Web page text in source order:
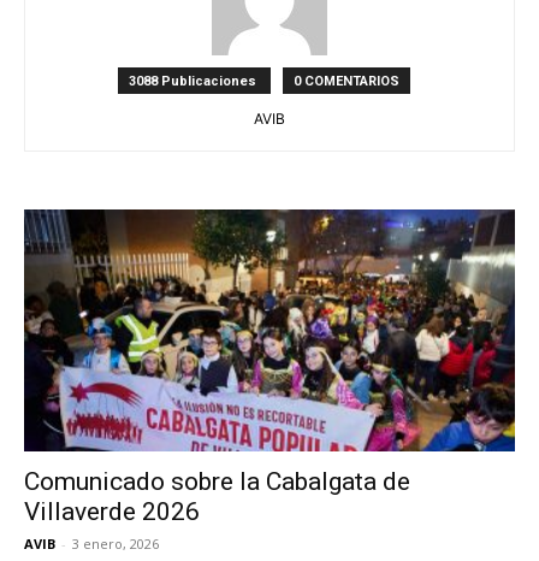
de
3088 Publicaciones 0 COMENTARIOS
AVIB
Comunicado sobre la Cabalgata de
Villaverde 2026
AVIB - 3 enero, 2026